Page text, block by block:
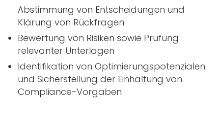
Abstimmung von Entscheidungen und
Klärung von Rückfragen
Bewertung von Risiken sowie Prüfung
relevanter Unterlagen
Identifikation von Optimierungspotenzialen
und Sicherstellung der Einhaltung von
Compliance-Vorgaben